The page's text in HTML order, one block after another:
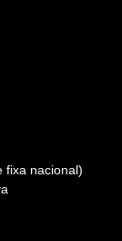
fixa nacional)